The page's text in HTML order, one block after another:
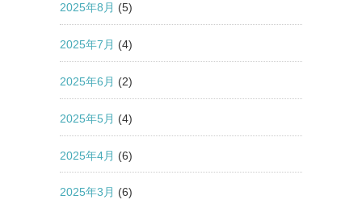
2025年8月 (5)
2025年7月 (4)
2025年6月 (2)
2025年5月 (4)
2025年4月 (6)
2025年3月 (6)